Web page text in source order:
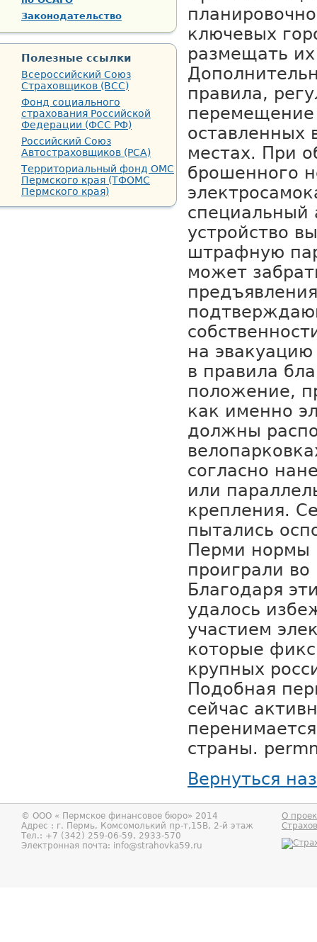
ключевых
размещать
правила,
перемещение
оставленных
местах. При
брошенного
специальный
устройство
штрафную
может
на
в правила
положение,
как именно
должны
согласно
или
крепления.
пытались
Перми нормы
проиграли во
Благодаря
удалось
участием
которые
крупных
Подобная
сейчас
страны.
Вернуться
Законодательство
Полезные ссылки
Всероссийский Союз
Страховщиков (ВСС)
Фонд социального
страхования Российской
Федерации (ФСС РФ)
Российский Союз
Автостраховщиков (РСА)
Территориальный фонд ОМС
Пермского края (ТФОМС
Пермского края)
© ООО « Пермское финансовое бюро» 2014
Адрес : г. Пермь, Комсомолький пр-т,15В, 2-й этаж
Тел.: +7 (342) 259-06-59, 2933-570
Электронная почта: info@strahovka59.ru
О